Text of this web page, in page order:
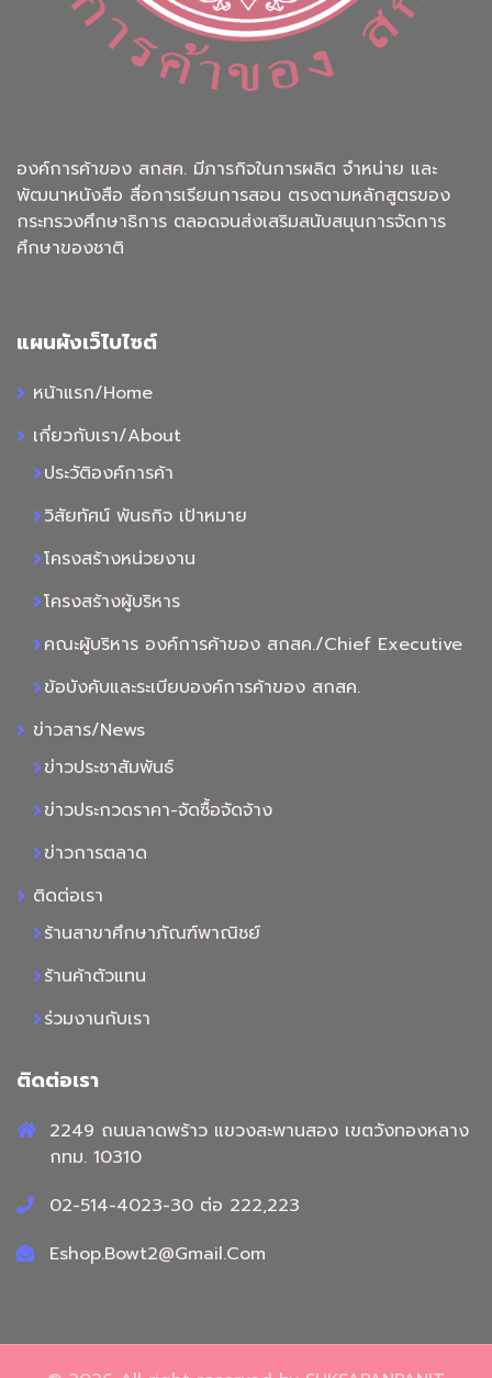
องค์การค้าของ สกสค. มีภารกิจในการผลิต จำหน่าย และ
พัฒนาหนังสือ สื่อการเรียนการสอน ตรงตามหลักสูตรของ
กระทรวงศึกษาธิการ ตลอดจนส่งเสริมสนับสนุนการจัดการ
ศึกษาของชาติ
แผนผังเว็ไบไซต์
หน้าแรก/Home
เกี่ยวกับเรา/About
ประวัติองค์การค้า
วิสัยทัศน์ พันธกิจ เป้าหมาย
โครงสร้างหน่วยงาน
โครงสร้างผู้บริหาร
คณะผู้บริหาร องค์การค้าของ สกสค./Chief Executive
ข้อบังคับและระเบียบองค์การค้าของ สกสค.
ข่าวสาร/News
ข่าวประชาสัมพันธ์
ข่าวประกวดราคา-จัดซื้อจัดจ้าง
ข่าวการตลาด
ติดต่อเรา
ร้านสาขาศึกษาภัณฑ์พาณิชย์
ร้านค้าตัวแทน
ร่วมงานกับเรา
ติดต่อเรา
2249 ถนนลาดพร้าว แขวงสะพานสอง เขตวังทองหลาง
กทม. 10310
02-514-4023-30 ต่อ 222,223
Eshop.Bowt2@Gmail.Com